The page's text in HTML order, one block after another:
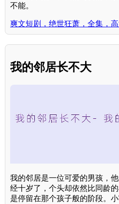
不能。
爽文短剧，绝世狂萧，全集，
我的邻居长不大
我的邻居是一位可爱的男孩，
经十岁了，个头却依然比同龄
是停留在那个孩子般的阶段。